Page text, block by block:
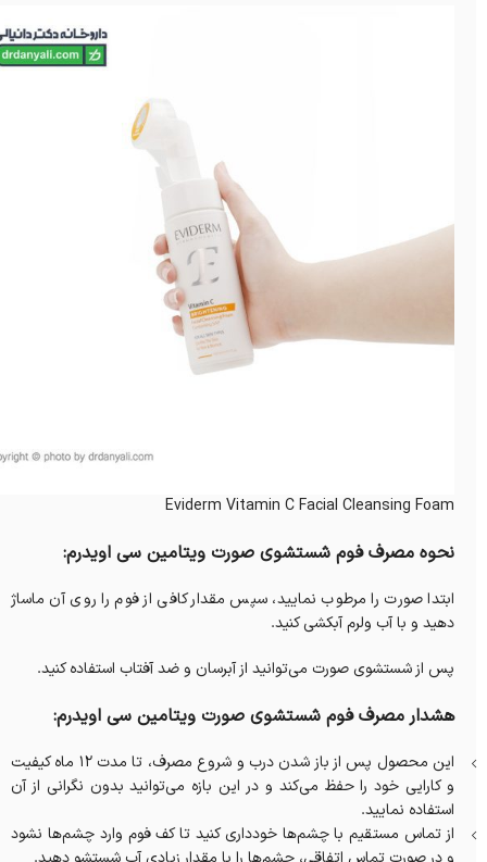
Eviderm Vitamin C Facial Cleansing Foam
نحوه مصرف فوم شستشوی صورت ویتامین سی اویدرم:
ابتدا صورت را مرطوب نمایید، سپس مقدار کافی از فوم را روی آن ماساژ
دهید و با آب ولرم آبکشی کنید.
پس از شستشوی صورت می‌توانید از آبرسان و ضد آفتاب استفاده کنید.
هشدار مصرف فوم شستشوی صورت ویتامین سی اویدرم:
این محصول پس از باز شدن درب و شروع مصرف، تا مدت 12 ماه کیفیت
و کارایی خود را حفظ می‌کند و در این بازه می‌توانید بدون نگرانی از آن
استفاده نمایید.
از تماس مستقیم با چشم‌ها خودداری کنید تا کف فوم وارد چشم‌ها نشود